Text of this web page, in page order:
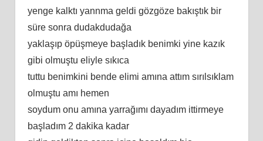
yenge kalktı yannma geldi gözgöze bakıştık bir
süre sonra dudakdudağa
yaklaşıp öpüşmeye başladık benimki yine kazık
gibi olmuştu eliyle sıkıca
tuttu benimkini bende elimi amına attım sırılsıklam
olmuştu amı hemen
soydum onu amına yarrağımı dayadım ittirmeye
başladım 2 dakika kadar